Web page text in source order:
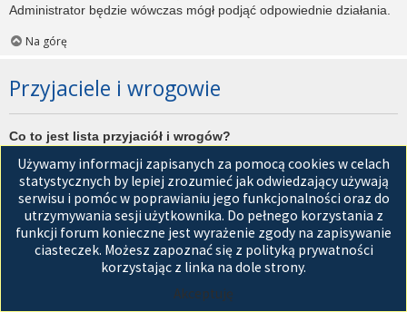
Administrator będzie wówczas mógł podjąć odpowiednie działania.
Na górę
Przyjaciele i wrogowie
Co to jest lista przyjaciół i wrogów?
użytkowników witryny. Użytkownicy dodani do listy przyjaciół będą
wyświetleni na karciePrzyjacieleznajdującej się w panelu
zarządzania kontem. Z tego poziomu można szybko sprawdzić ich
status, a także wysłać prywatną wiadomość. Zależnie od
używanego stylu witryny, posty tych użytkowników mogą być
wyróżniane. Jeśli użytkownik zostanie dodany do listy wrogów,
Używamy informacji zapisanych za pomocą cookies w celach
statystycznych by lepiej zrozumieć jak odwiedzający używają
serwisu i pomóc w poprawianiu jego funkcjonalności oraz do
utrzymywania sesji użytkownika. Do pełnego korzystania z
funkcji forum konieczne jest wyrażenie zgody na zapisywanie
ciasteczek. Możesz zapoznać się z polityką prywatności
korzystając z linka na dole strony.
Akceptuję